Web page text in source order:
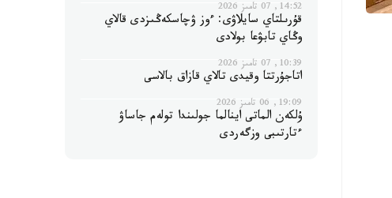
14:52, 07 تامىز 2026
قۇرىلتاي سايلاۋى: ءوز ۋچاسكەڭىزدى قالاي
وڭاي تابۋعا بولادى
10:39, 07 تامىز 2026
اتاجۇرتتا وقيدى تالاي قازاق بالاسى
19:09, 06 تامىز 2026
ۇلكەن الماتى اينالما جولىندا تولەم جاساۋ
ءتارتىبى وزگەردى